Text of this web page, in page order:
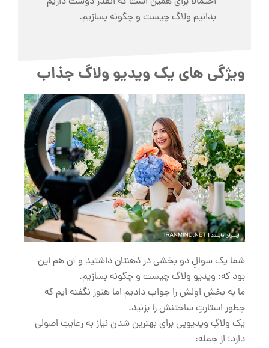
بدانیم ولاگ چیست و چگونه بسازیم.
ویژگی های یک ویدیو ولاگ جذاب
شما یک سوالِ دو بخشی در ذهنتان داشتید و آن هم این
بود که: ویدیو ولاگ چیست و چگونه بسازیم.
ما به بخشِ اولش را جواب دادیم اما هنوز نگفته ایم که
چطور استارتِ ساختنش را بزنید.
یک ولاگِ ویدیویی برای بهترین شدن نیاز به رعایتِ اصولی
دارد؛ از جمله: